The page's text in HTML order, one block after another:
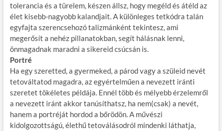
tolerancia és a türelem, készen állsz, hogy megéld és átéld az
élet kisebb-nagyobb kalandjait. A különleges tetkódra talán
egyfajta szerencsehozó talizmánként tekintesz, ami
megerősít a nehéz pillanatokban, segít hálásnak lenni,
önmagadnak maradni a sikereid csúcsán is.
Portré
Ha egy szeretted, a gyermeked, a párod vagy a szüleid nevét
tetováltatod magadra, az egyértelműen a nevezett iránti
szeretet tökéletes példája. Ennél több és mélyebb érzelemről
a nevezett iránt akkor tanúsíthatsz, ha nem(csak) a nevét,
hanem a portréját hordod a bőrödön. A művészi
kidolgozottságú, élethű tetoválásodról mindenki láthatja,